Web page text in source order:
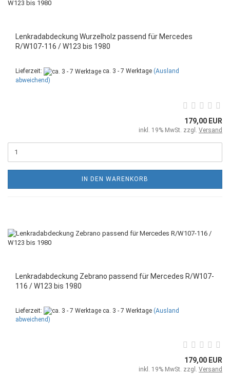
Lenkradabdeckung Wurzelholz passend für Mercedes
R/W107-116 / W123 bis 1980
Lieferzeit: ca. 3 - 7 Werktage (Ausland
abweichend)
179,00 EUR
inkl. 19% MwSt. zzgl. Versand
IN DEN WARENKORB
Lenkradabdeckung Zebrano passend für Mercedes R/W107-
116 / W123 bis 1980
Lieferzeit: ca. 3 - 7 Werktage (Ausland
abweichend)
179,00 EUR
inkl. 19% MwSt. zzgl. Versand